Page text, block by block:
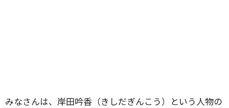
みなさんは、岸田吟香（きしだぎんこう）という人物の